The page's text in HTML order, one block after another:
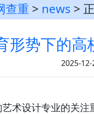
查重 > news >
形势下的
2025-12-
术设计专业的关